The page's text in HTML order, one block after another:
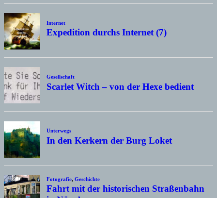
Internet
Expedition durchs Internet (7)
Gesellschaft
Scarlet Witch – von der Hexe bedient
Unterwegs
In den Kerkern der Burg Loket
Fotografie, Geschichte
Fahrt mit der historischen Straßenbahn